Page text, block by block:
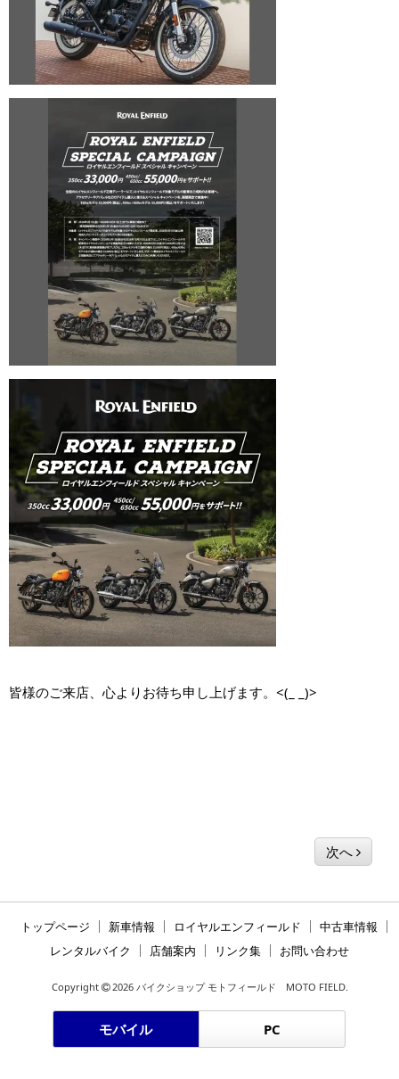
皆様のご来店、心よりお待ち申し上げます。<(_ _)>
次へ
トップページ 新車情報 ロイヤルエンフィールド
中古車情報
レンタルバイク
店舗案内 リンク集 お問い合わせ
Copyright 2026 バイクショップ モトフィールド MOTO FIELD.
モバイル PC